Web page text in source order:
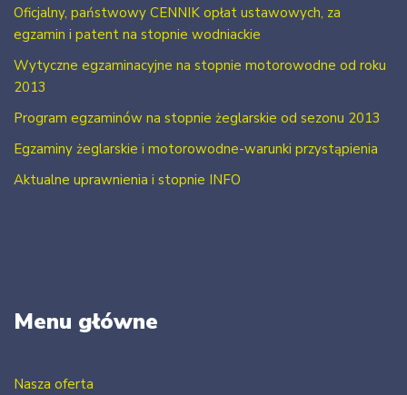
Oficjalny, państwowy CENNIK opłat ustawowych, za
egzamin i patent na stopnie wodniackie
Wytyczne egzaminacyjne na stopnie motorowodne od roku
2013
Program egzaminów na stopnie żeglarskie od sezonu 2013
Egzaminy żeglarskie i motorowodne-warunki przystąpienia
Aktualne uprawnienia i stopnie INFO
Menu główne
Nasza oferta